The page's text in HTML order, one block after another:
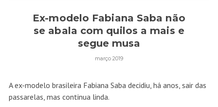
Ex-modelo Fabiana Saba não
se abala com quilos a mais e
segue musa
março 2019
A ex-modelo brasileira Fabiana Saba decidiu, há anos, sair das
passarelas, mas continua linda.